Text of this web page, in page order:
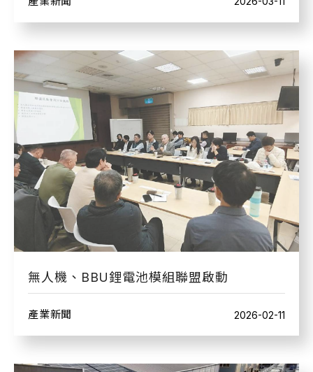
無人機、BBU鋰電池模組聯盟啟動
產業新聞 2026-02-11